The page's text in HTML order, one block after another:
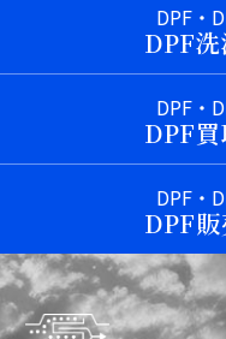
DPF・
DPF
DPF・
DPF
DPF・
DPF